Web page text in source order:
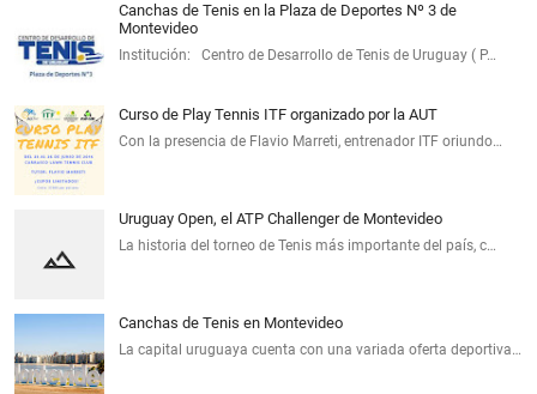
Canchas de Tenis en la Plaza de Deportes Nº 3 de
Montevideo
Institución: Centro de Desarrollo de Tenis de Uruguay ( P…
Curso de Play Tennis ITF organizado por la AUT
Con la presencia de Flavio Marreti, entrenador ITF oriundo…
Uruguay Open, el ATP Challenger de Montevideo
La historia del torneo de Tenis más importante del país, c…
Canchas de Tenis en Montevideo
La capital uruguaya cuenta con una variada oferta deportiva…